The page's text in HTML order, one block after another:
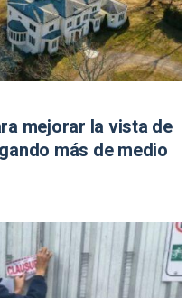
mejorar la vista de
más de medio